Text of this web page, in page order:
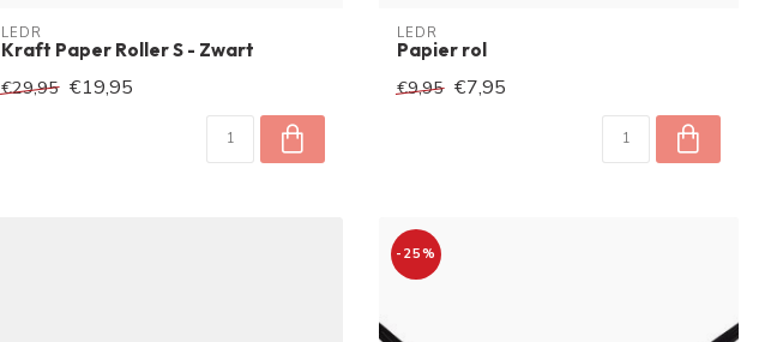
LEDR
Kraft Paper Roller S - Zwart
€29,95 €19,95
LEDR
Papier rol
€9,95 €7,95
-25%